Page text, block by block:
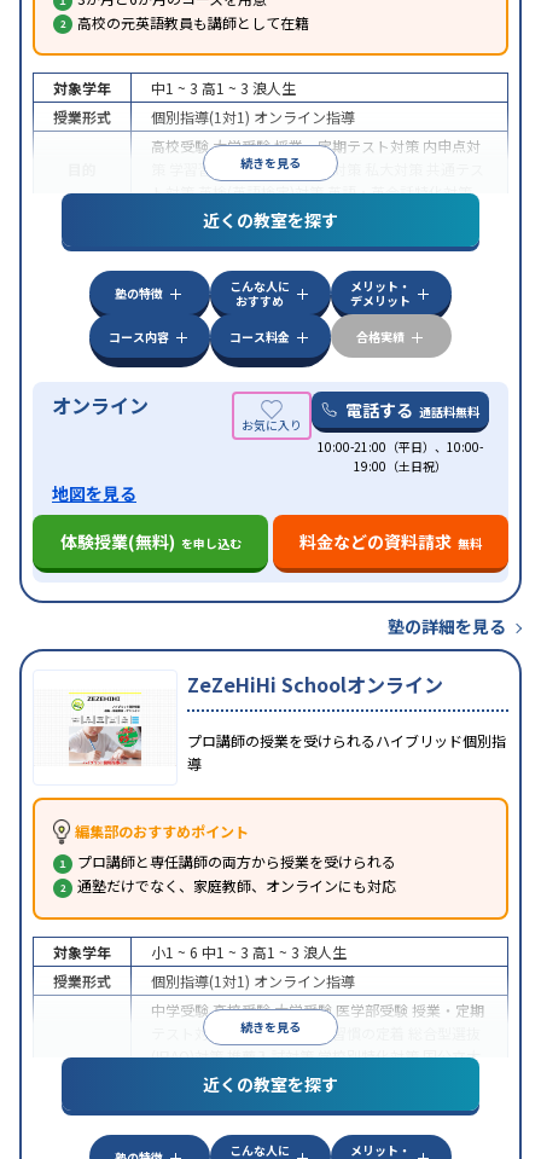
高校の元英語教員も講師として在籍
続きを見る
対象学年 中1 ~ 3 高1 ~ 3 浪人生
授業形式
個別指導(1対1) オンライン指導
高校受験大学受験授業・定期テスト対策 内申点対
学習習慣の定着国公立大対策
ト対策英検(英語検定)対策英語・英会話特化対策
特徴
中高一貫校生に対応授業の振替可能
学習にPC・タブレットを利用オンライン対応1
科目から受講可能
近くの教室を探す
塾の特徴
こんな人に
おすすめ
メリット・
デメリット
コース内容
コース料金 合格実績
オンライン 電話する 通話料無料
10:00-21:00（平日）、10:00-
19:00（土日祝）
地図を見る
体験授業(無料) を申し込む 料金などの資料請求 無料
塾の詳細を見る
ZeZeHiHi Schoolオンライン
プロ講師の授業を受けられるハイブリッド個別指
導
編集部のおすすめポイント
プロ講師と専任講師の両方から授業を受けられる
通塾だけでなく、家庭教師、オンラインにも対応
続きを見る
対象学年 小1 ~ 6 中1 ~ 3 高1 ~ 3 浪人生
授業形式
個別指導(1対1) オンライン指導
中学受験高校受験大学受験 医学部受験 授業・定期
テスト対策
内申点対策 学習習慣の定着
(旧AO)対策推薦入試対策学校別特化対策国公立大
私大対策共通テスト対策
英語・英会話特化
中高一貫校生に対応授業の振替可能 不登校生に対
近くの教室を探す
こんな人に
メリット・